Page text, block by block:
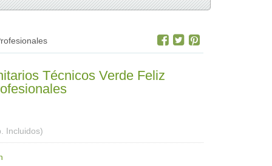
Técnicos Verde Feliz
Incluidos)